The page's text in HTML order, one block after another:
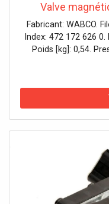
Valve
Fabricant: WABCO.
Index: 472 172 626
Poids [kg]: 0,54.